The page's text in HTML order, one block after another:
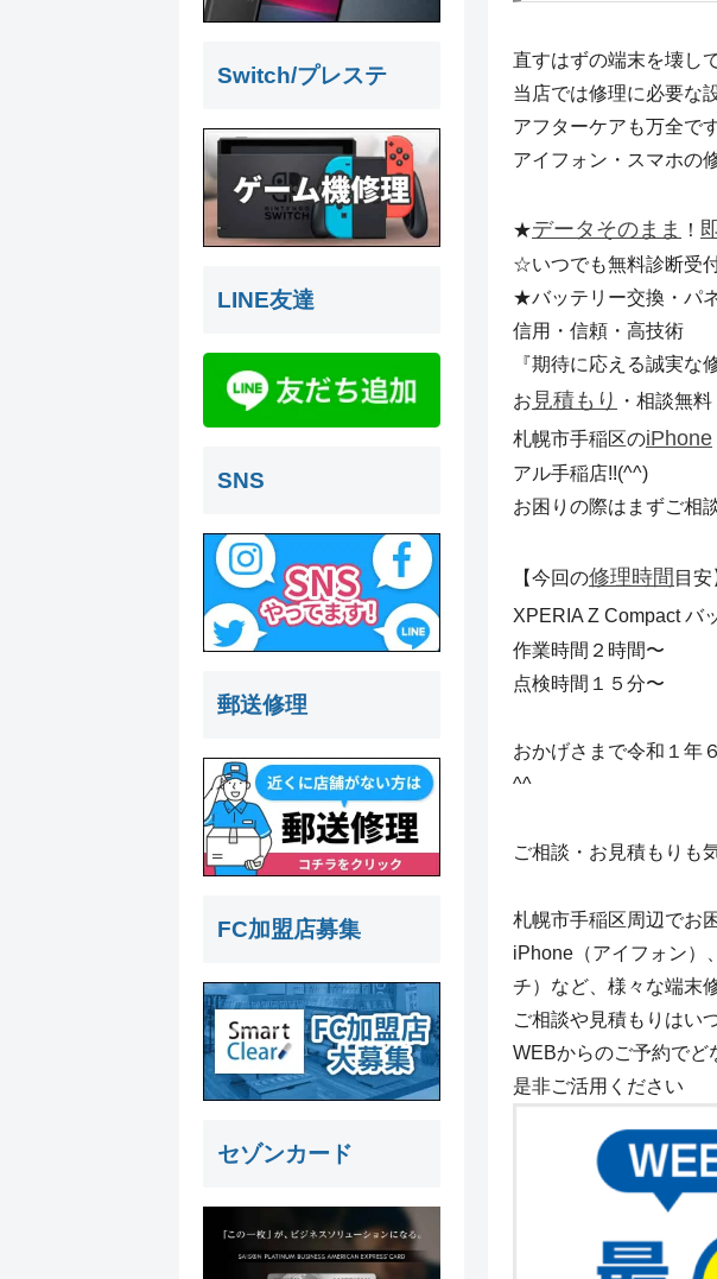
直すはずの端末を壊し
当店では修理に必要な
アフターケアも万全で
アイフォン・スマホの
★データそのまま ！
☆いつでも無料診断受
★バッテリー交換・パ
信用・信頼・高技術
『期待に応える誠実な
お 見積もり
・相談無料
札幌市手稲区のiPhone
アル手稲店!!(^^)
お困りの際はまずご相
【今回の修理時間 目安
XPERIA Z Compact バ
作業時間２時間〜
点検時間１５分〜
おかげさまで令和１年
^^
ご相談・お見積もりも
札幌市手稲区周辺でお
iPhone（アイフォン）
チ）など、様々な端末
ご相談や見積もりはい
WEBからのご予約でど
是非ご活用ください
Switch/プレステ
LINE友達
SNS
郵送修理
FC加盟店募集
セゾンカード